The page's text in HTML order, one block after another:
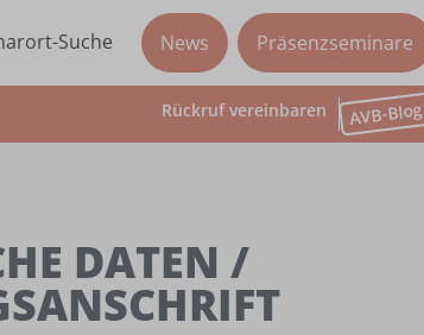
Suche News Präsenzseminare
Rückruf vereinbaren AVB-Blog
DATEN /